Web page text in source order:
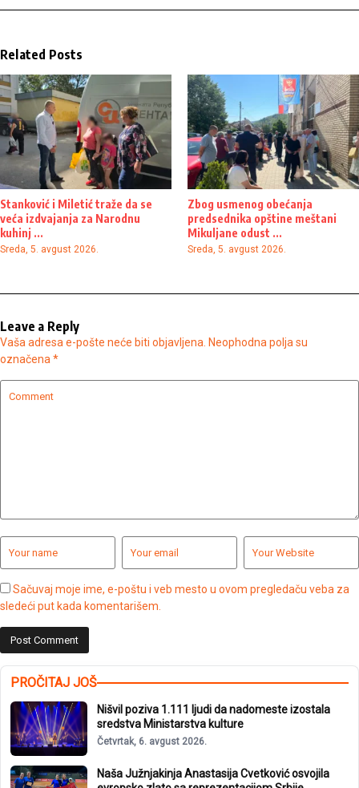
Related Posts
Stanković i Miletić traže da se
veća izdvajanja za Narodnu
kuhinj ...
Sreda, 5. avgust 2026.
Zbog usmenog obećanja
predsednika opštine meštani
Mikuljane odust ...
Sreda, 5. avgust 2026.
Leave a Reply
Vaša adresa e-pošte neće biti objavljena. Neophodna polja su
označena *
Sačuvaj moje ime, e-poštu i veb mesto u ovom pregledaču veba za
sledeći put kada komentarišem.
PROČITAJ JOŠ
Nišvil poziva 1.111 ljudi da nadomeste izostala
sredstva Ministarstva kulture
Četvrtak, 6. avgust 2026.
Naša Južnjakinja Anastasija Cvetković osvojila